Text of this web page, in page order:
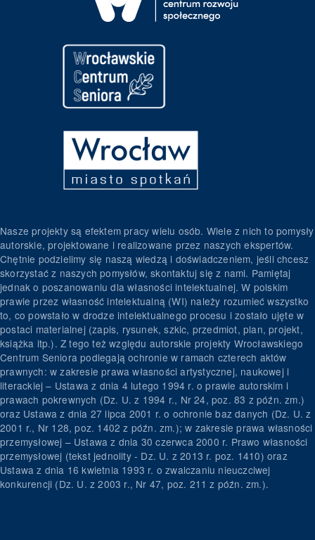
Nasze projekty są efektem pracy wielu osób. Wiele z nich to pomysły
autorskie, projektowane i realizowane przez naszych ekspertów.
Chętnie podzielimy się naszą wiedzą i doświadczeniem, jeśli chcesz
skorzystać z naszych pomysłów, skontaktuj się z nami. Pamiętaj
jednak o poszanowaniu dla własności intelektualnej. W polskim
prawie przez własność intelektualną (WI) należy rozumieć wszystko
to, co powstało w drodze intelektualnego procesu i zostało ujęte w
postaci materialnej (zapis, rysunek, szkic, przedmiot, plan, projekt,
książka itp.). Z tego też względu autorskie projekty Wrocławskiego
Centrum Seniora podlegają ochronie w ramach czterech aktów
prawnych: w zakresie prawa własności artystycznej, naukowej i
literackiej – Ustawa z dnia 4 lutego 1994 r. o prawie autorskim i
prawach pokrewnych (Dz. U. z 1994 r., Nr 24, poz. 83 z późn. zm.)
oraz Ustawa z dnia 27 lipca 2001 r. o ochronie baz danych (Dz. U. z
2001 r., Nr 128, poz. 1402 z późn. zm.); w zakresie prawa własności
przemysłowej – Ustawa z dnia 30 czerwca 2000 r. Prawo własności
przemysłowej (tekst jednolity - Dz. U. z 2013 r. poz. 1410) oraz
Ustawa z dnia 16 kwietnia 1993 r. o zwalczaniu nieuczciwej
konkurencji (Dz. U. z 2003 r., Nr 47, poz. 211 z późn. zm.).